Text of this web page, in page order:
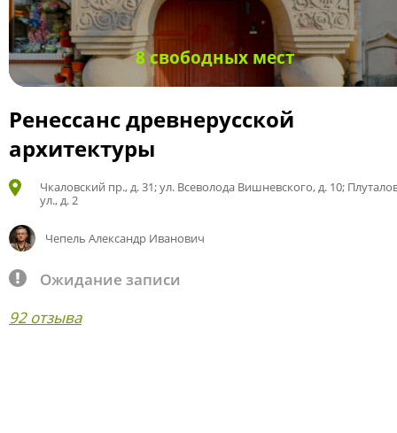
8 свободных мест
Ренессанс древнерусской
архитектуры
Чкаловский пр., д. 31; ул. Всеволода Вишневского, д. 10;
ул., д. 2
Чепель Александр Иванович
Ожидание записи
92 отзыва